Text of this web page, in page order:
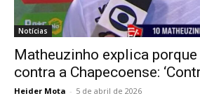
Notícias
Matheuzinho explica
contra a Chapecoense:
Heider Mota - 5 de abril de 2026